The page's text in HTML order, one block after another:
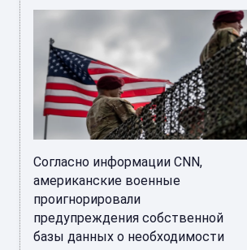
Согласно информации CNN,
американские военные
проигнорировали
предупреждения собственной
базы данных о необходимости